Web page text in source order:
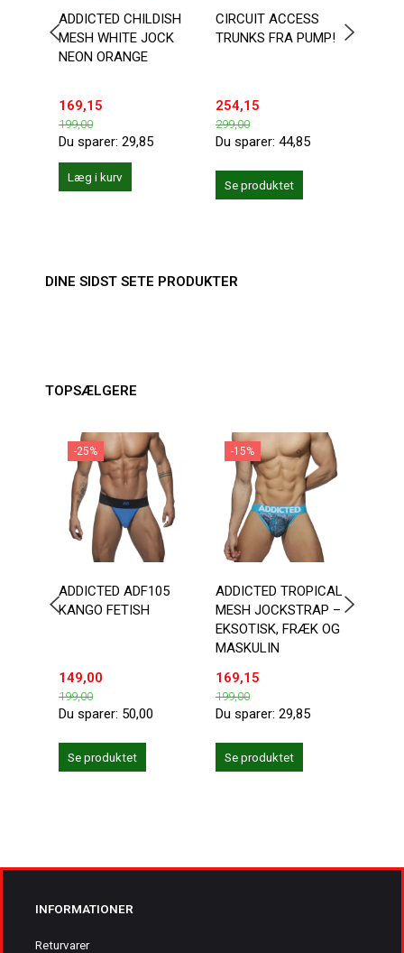
ADDICTED CHILDISH
MESH WHITE JOCK
NEON ORANGE
169,15
199,00
Du sparer: 29,85
Læg i kurv
CIRCUIT ACCESS
TRUNKS FRA PUMP!
254,15
299,00
Du sparer: 44,85
Se produktet
DINE SIDST SETE PRODUKTER
TOPSÆLGERE
-25%
ADDICTED ADF105
KANGO FETISH
149,00
199,00
Du sparer: 50,00
Se produktet
-15%
ADDICTED TROPICAL
MESH JOCKSTRAP –
EKSOTISK, FRÆK OG
MASKULIN
169,15
199,00
Du sparer: 29,85
Se produktet
INFORMATIONER
Returvarer